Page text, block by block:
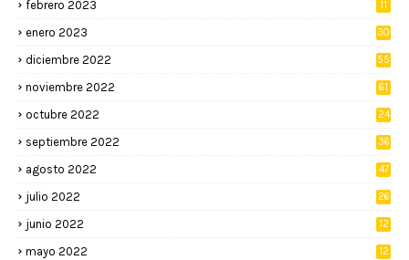
febrero 2023 11
enero 2023 30
diciembre 2022 55
noviembre 2022 61
octubre 2022 24
septiembre 2022 36
agosto 2022 47
julio 2022 26
junio 2022
12
mayo 2022
12